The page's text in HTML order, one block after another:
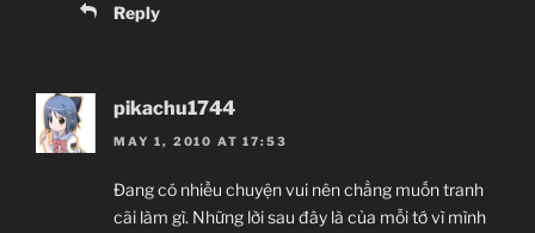
Reply
pikachu1744
MAY 1, 2010 AT 17:53
Đang có nhiều chuyện vui nên chẳng muốn tranh
cãi làm gì. Những lời sau đây là của mỗi tớ vì mình